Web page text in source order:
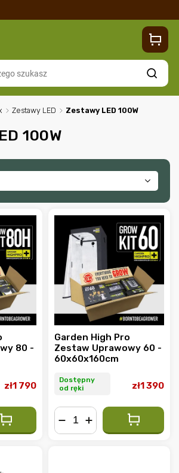
Contacts
Szukaj
/ Zestawy LED / Zestawy LED 100W
100W
sprzedawane
80 -
zł1 790
Garden High Pro
Zestaw Uprawowy 60 -
60x60x160cm
Dostępny
od ręki
zł1 390